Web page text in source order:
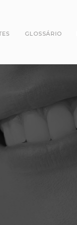
pré Molares
do Siso
GLOSSÁRIO